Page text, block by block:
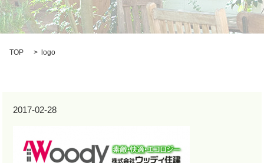
TOP logo
2017-02-28